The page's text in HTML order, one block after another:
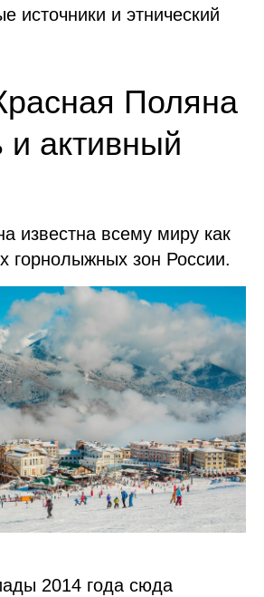
источники и этнический
Поляна
активный
известна всему миру как
горнолыжных зон России.
2014 года сюда